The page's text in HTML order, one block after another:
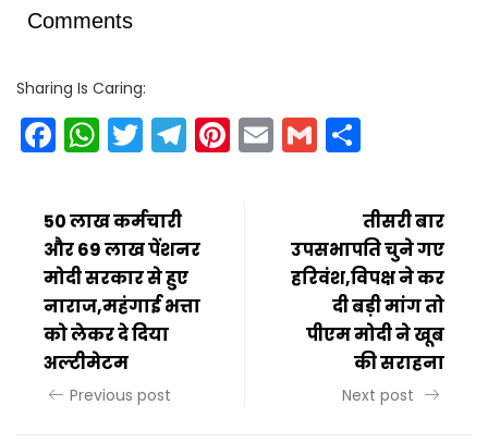
Comments
Sharing Is Caring:
Facebook
WhatsApp
Twitter
Telegram
Pinterest
EmailGmail
50 लाख कर्मचारी
और 69 लाख पेंशनर
मोदी सरकार से हुए
नाराज,महंगाई भत्ता
को लेकर दे दिया
अल्टीमेटम
Previous post
तीसरी बार
उपसभापति चुने गए
हरिवंश,विपक्ष ने कर
दी बड़ी मांग तो
पीएम मोदी ने खूब
की सराहना
Next post